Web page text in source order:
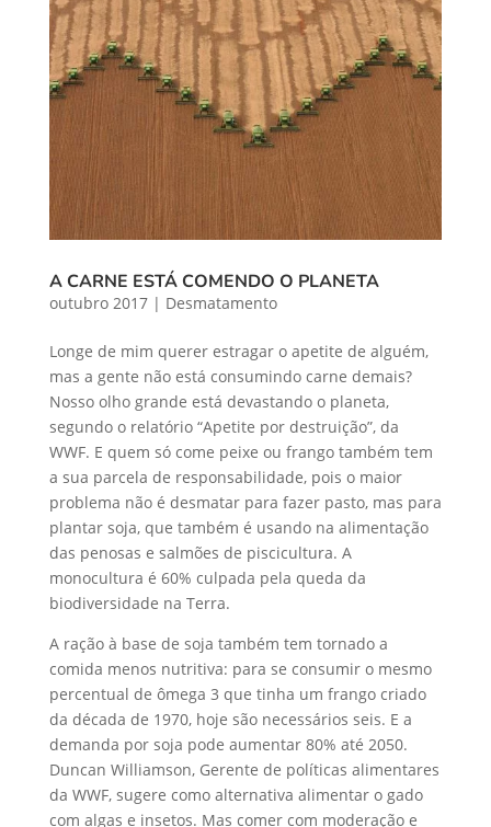
A CARNE ESTÁ COMENDO O PLANETA
outubro 2017| Desmatamento
Longe de mim querer estragar o apetite de alguém,
mas a gente não está consumindo carne demais?
Nosso olho grande está devastando o planeta,
segundo o relatório “Apetite por destruição”, da
WWF. E quem só come peixe ou frango também tem
a sua parcela de responsabilidade, pois o maior
problema não é desmatar para fazer pasto, mas para
plantar soja, que também é usando na alimentação
das penosas e salmões de piscicultura. A
monocultura é 60% culpada pela queda da
biodiversidade na Terra.
A ração à base de soja também tem tornado a
comida menos nutritiva: para se consumir o mesmo
percentual de ômega 3 que tinha um frango criado
da década de 1970, hoje são necessários seis. E a
demanda por soja pode aumentar 80% até 2050.
Duncan Williamson, Gerente de políticas alimentares
da WWF, sugere como alternativa alimentar o gado
com algas e insetos. Mas comer com moderação e